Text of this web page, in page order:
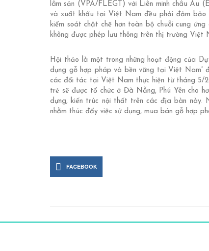
lâm sản (VPA/FLEGT) với Liên minh châu Âu
và xuất khẩu tại Việt Nam đều phải đảm bảo
kiểm soát chặt chẽ hơn toàn bộ chuỗi cung
không được phép lưu thông trên thị trường Việt
Hội thảo là một trong những hoạt động của
dụng gỗ hợp pháp và bền vững tại Việt Nam”
các đối tác tại Việt Nam thực hiện từ tháng 5/
trẻ sẽ được tổ chức ở Đà Nẵng, Phú Yên cho
dựng, kiến trúc nội thất trên các địa bàn này.
nhằm thúc đẩy việc sử dụng, mua bán gỗ hợp
FACEBOOK